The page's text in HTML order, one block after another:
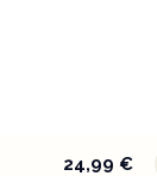
24,99 €